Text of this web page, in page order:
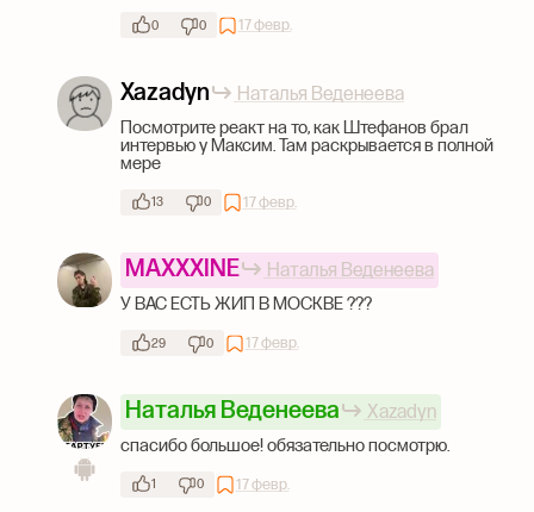
0 0 17 февр.
Xazadyn
Наталья Веденеева
Посмотрите реакт на то, как Штефанов брал
интервью у Максим. Там раскрывается в полной
мере
13 0 17 февр.
MAXXXINE
Наталья Веденеева
У ВАС ЕСТЬ ЖИП В МОСКВЕ ???
29 0 17 февр.
Наталья Веденеева
Xazadyn
спасибо большое! обязательно посмотрю.
1 0 17 февр.